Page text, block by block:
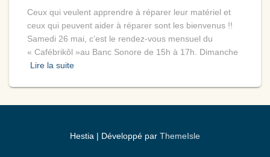
Ceux qui veulent apprendre à réparer leur matériel et
ceux qui peuvent aider à réparer sont les bienvenus !!
Samedi 26 mai, c’est le rendez-vous mensuel du
« Cafébrikôl »au Banc Sonore de 15h à 17h. Dimanche
Lire la suite
Hestia | Développé par ThemeIsle